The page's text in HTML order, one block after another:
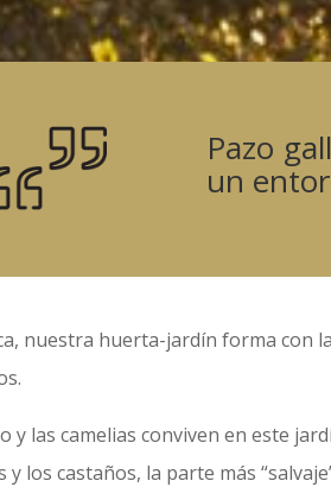
Pazo
un
nuestra huerta-jardín forma con
y las camelias conviven en este
los castaños, la parte más